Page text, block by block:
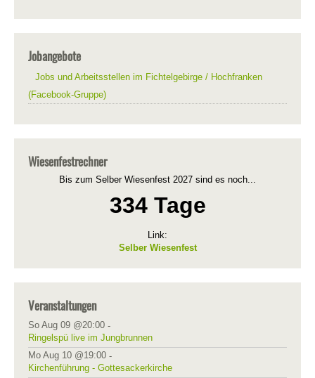
Jobangebote
Jobs und Arbeitsstellen im Fichtelgebirge / Hochfranken
(Facebook-Gruppe)
Wiesenfestrechner
Bis zum Selber Wiesenfest 2027 sind es noch...
334 Tage
Link:
Selber Wiesenfest
Veranstaltungen
So Aug 09 @20:00 -
Ringelspü live im Jungbrunnen
Mo Aug 10 @19:00 -
Kirchenführung - Gottesackerkirche